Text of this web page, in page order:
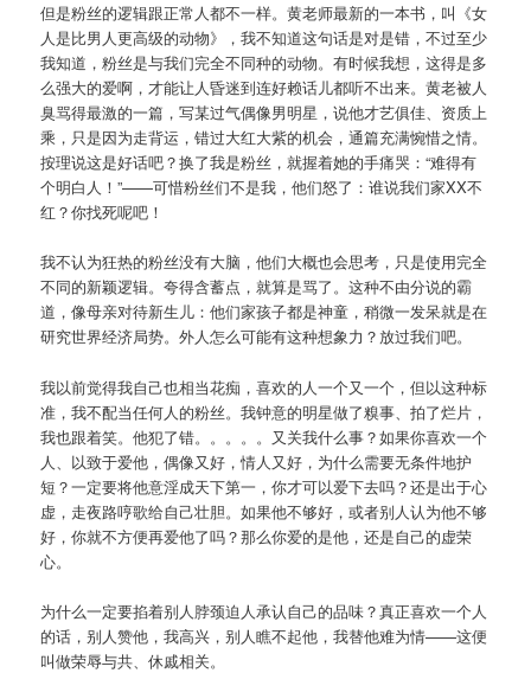
但是粉丝的逻辑跟正常人都不一样。黄老师最新的一本书，叫《女
人是比男人更高级的动物》，我不知道这句话是对是错，不过至少
我知道，粉丝是与我们完全不同种的动物。有时候我想，这得是多
么强大的爱啊，才能让人昏迷到连好赖话儿都听不出来。黄老被人
臭骂得最激的一篇，写某过气偶像男明星，说他才艺俱佳、资质上
乘，只是因为走背运，错过大红大紫的机会，通篇充满惋惜之情。
按理说这是好话吧？换了我是粉丝，就握着她的手痛哭：“难得有
个明白人！”——可惜粉丝们不是我，他们怒了：谁说我们家XX不
红？你找死呢吧！
我不认为狂热的粉丝没有大脑，他们大概也会思考，只是使用完全
不同的新颖逻辑。夸得含蓄点，就算是骂了。这种不由分说的霸
道，像母亲对待新生儿：他们家孩子都是神童，稍微一发呆就是在
研究世界经济局势。外人怎么可能有这种想象力？放过我们吧。
我以前觉得我自己也相当花痴，喜欢的人一个又一个，但以这种标
准，我不配当任何人的粉丝。我钟意的明星做了糗事、拍了烂片，
我也跟着笑。他犯了错。。。。。又关我什么事？如果你喜欢一个
人、以致于爱他，偶像又好，情人又好，为什么需要无条件地护
短？一定要将他意淫成天下第一，你才可以爱下去吗？还是出于心
虚，走夜路哼歌给自己壮胆。如果他不够好，或者别人认为他不够
好，你就不方便再爱他了吗？那么你爱的是他，还是自己的虚荣
心。
为什么一定要掐着别人脖颈迫人承认自己的品味？真正喜欢一个人
的话，别人赞他，我高兴，别人瞧不起他，我替他难为情——这便
叫做荣辱与共、休戚相关。